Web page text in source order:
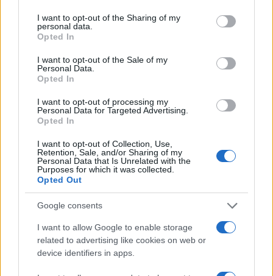
I want to opt-out of the Sharing of my
personal data.
Opted In
I want to opt-out of the Sale of my
Personal Data.
Opted In
I want to opt-out of processing my
Personal Data for Targeted Advertising.
Opted In
I want to opt-out of Collection, Use,
Retention, Sale, and/or Sharing of my
Personal Data that Is Unrelated with the
Purposes for which it was collected.
Opted Out
Google consents
I want to allow Google to enable storage
related to advertising like cookies on web or
device identifiers in apps.
di un partito che fatica a raggiungere il 2%, quanto
per Forza Italia, che con un Berlusconi sempre più
lontano dalla scena politica avverte il disperato
bisogno di un leader che possa raccoglierne il
testimone.
Orbene, dinnanzi a tali reciproche necessità, e in
presenza di spazi sempre più ampi da poter
occupare al centro, gli interessi di Berlusconi e
Renzi potrebbero convergere in un nuovo fronte
moderato e riformista alternativo all’asse di destra
(FdI-Lega) e a quello di sinistra (Pd-M5s). Il tutto,
con buona pace di quel Carlo Calenda
che a
forza di star sereno si ritroverebbe di colpo col
cerino in mano.